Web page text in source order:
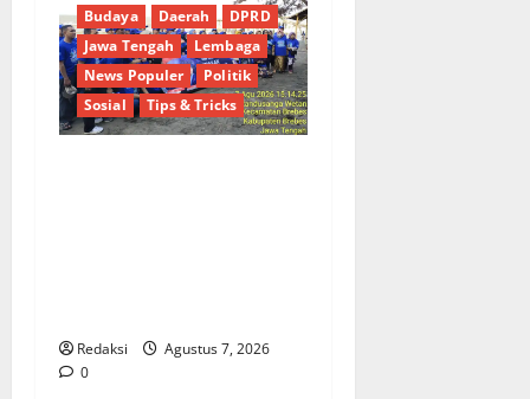
Budaya Daerah
DPRD
Jawa Tengah
Lembaga
News Populer
Politik
Sosial
Tips & Tricks
Redaksi
Agustus 7, 2026
0